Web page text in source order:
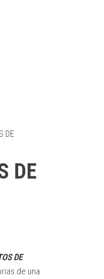
DE
DE
DE
de una